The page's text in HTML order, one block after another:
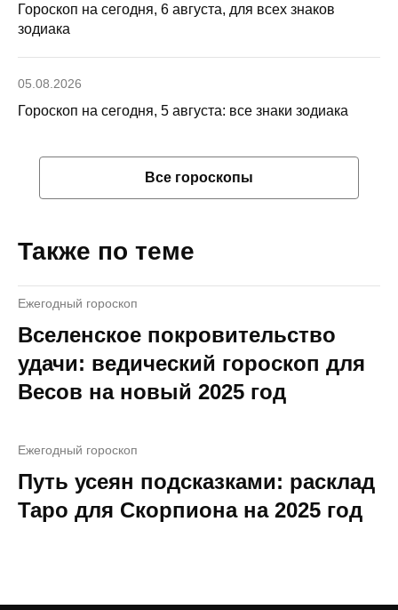
Гороскоп на сегодня, 6 августа, для всех знаков
зодиака
05.08.2026
Гороскоп на сегодня, 5 августа: все знаки зодиака
Все гороскопы
Также по теме
Ежегодный гороскоп
Вселенское покровительство
удачи: ведический гороскоп для
Весов на новый 2025 год
Ежегодный гороскоп
Путь усеян подсказками: расклад
Таро для Скорпиона на 2025 год